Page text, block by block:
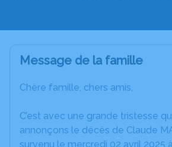
Message de la famille
Chère famille, chers amis,
C’est avec une grande tristesse
annonçons le décès de Claude
survenu le mercredi 02 avril 2025